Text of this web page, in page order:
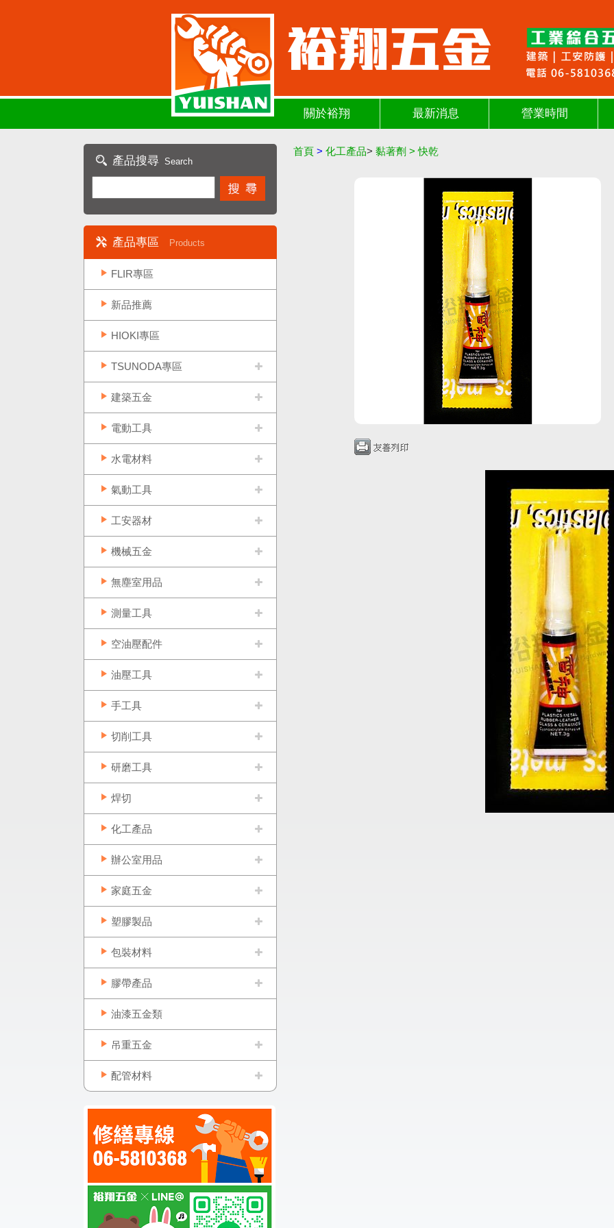
關於裕翔 最新消息 營業時間
產品搜尋 Search
產品專區 Products
FLIR專區
新品推薦
HIOKI專區
TSUNODA專區
建築五金
電動工具
水電材料
氣動工具
工安器材
機械五金
無塵室用品
測量工具
空油壓配件
油壓工具
手工具
切削工具
研磨工具
焊切
化工產品
辦公室用品
家庭五金
塑膠製品
包裝材料
膠帶產品
油漆五金類
吊重五金
配管材料
首頁 > 化工產品> 黏著劑 >快乾